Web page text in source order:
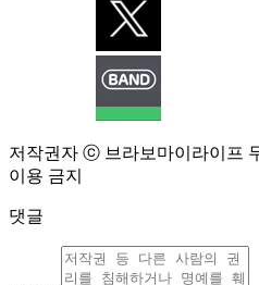
저작권자 ⓒ 브라보마이라이프
이용 금지
댓글